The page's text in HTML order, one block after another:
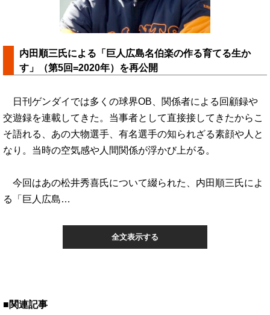
内田順三氏による「巨人広島名伯楽の作る育てる生か
す」（第5回=2020年）を再公開
日刊ゲンダイでは多くの球界OB、関係者による回顧録や
交遊録を連載してきた。当事者として直接接してきたからこ
そ語れる、あの大物選手、有名選手の知られざる素顔や人と
なり。当時の空気感や人間関係が浮かび上がる。
今回はあの松井秀喜氏について綴られた、内田順三氏によ
る「巨人広島…
全文表示する
■関連記事